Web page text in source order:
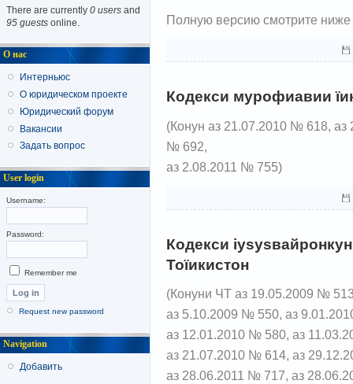
Полную версию смотрите ниже
Кодекси мурофиавии
(Конун аз 21.07.2010 № 618, аз
№ 692,
аз 2.08.2011 № 755)
Кодекси
Тоїикистон
(Конуни ЧТ аз 19.05.2009 №
аз 5.10.2009 № 550, аз
аз 12.01.2010 № 580, аз
аз 21.07.2010 № 614, аз
аз 28.06.2011 № 717, аз
There are currently 0 users and
95 guests online.
О нас
Интерньюс
О юридическом проекте
Юридический форум
Вакансии
Задать вопрос
User login
Username:
Password:
Remember me
Request new password
Navigation
Добавить